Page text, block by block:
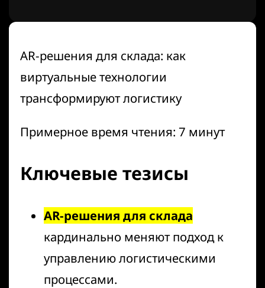
AR-решения для склада: как
виртуальные технологии
трансформируют логистику
Примерное время чтения: 7 минут
Ключевые тезисы
AR-решения для склада
кардинально меняют подход к
управлению логистическими
процессами.